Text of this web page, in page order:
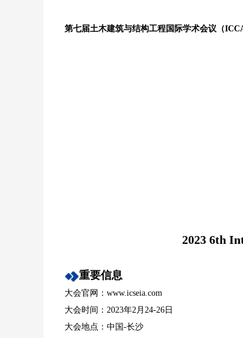
第七届土木建筑与结构工程国际学术会议（
2023 6th
重要信息
大会官网： www.icseia.com
大会时间：2023年2月24-26日
大会地点：中国-长沙